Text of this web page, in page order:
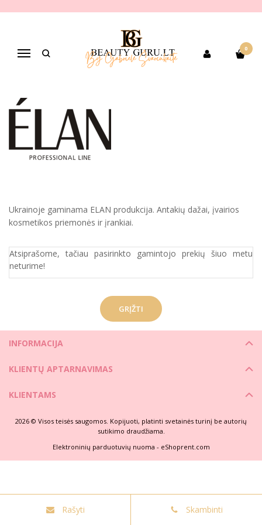
Navigacija
0
ELAN
Pirkite pagal gamintoją
Ukrainoje gaminama ELAN produkcija. Antakių dažai, įvairios
kosmetikos priemonės ir įrankiai.
Atsiprašome, tačiau pasirinkto gamintojo prekių šiuo metu
neturime!
GRĮŽTI
INFORMACIJA
KLIENTŲ APTARNAVIMAS
KLIENTAMS
2026 © Visos teisės saugomos. Kopijuoti, platinti svetainės turinį be autorių
sutikimo draudžiama.
Elektroninių parduotuvių nuoma - eShoprent.com
Rašyti Skambinti